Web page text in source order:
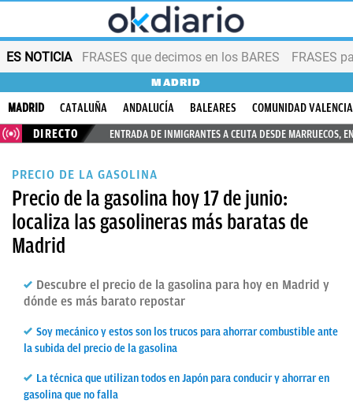
ES NOTICIA FRASES que decimos en los BARES FRASES
MADRID
MADRID CATALUÑA ANDALUCÍA BALEARES
COMUNIDAD
DIRECTO
ENTRADA DE INMIGRANTES A CEUTA DESDE MARRUECOS,
PRECIO DE LA GASOLINA
Precio de la gasolina hoy 17 de junio:
localiza las gasolineras más baratas de
Madrid
Descubre el precio de la gasolina para hoy en Madrid y
dónde es más barato repostar
Soy mecánico y estos son los trucos para ahorrar combustible ante
la subida del precio de la gasolina
La técnica que utilizan todos en Japón para conducir y ahorrar en
gasolina que no falla